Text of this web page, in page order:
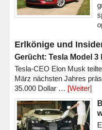
Erlkönige und
Gerücht: Tesla Model
Tesla-CEO Elon Musk
März nächsten Jahres
35.000 Dollar … [Weiter]